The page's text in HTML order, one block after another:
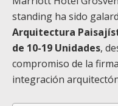
standing ha sido
Arquitectura
de 10-19 Unidades,
compromiso de la
integración